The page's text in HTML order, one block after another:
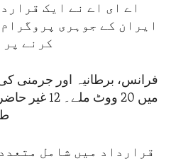
اے ای اے نے ایک
ایران کے جوہری
کرنے پر
فرانس، برطانیہ اور جرمنی
میں 20 ووٹ
قرارداد میں شامل